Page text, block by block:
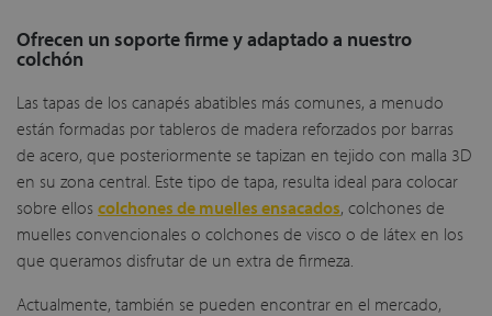
Ofrecen un soporte firme y adaptado a nuestro
colchón
Las tapas de los canapés abatibles más comunes, a menudo
están formadas por tableros de madera reforzados por barras
de acero, que posteriormente se tapizan en tejido con malla 3D
en su zona central. Este tipo de tapa, resulta ideal para colocar
sobre ellos colchones de muelles ensacados, colchones de
muelles convencionales o colchones de visco o de látex en los
que queramos disfrutar de un extra de firmeza.
Actualmente, también se pueden encontrar en el mercado,